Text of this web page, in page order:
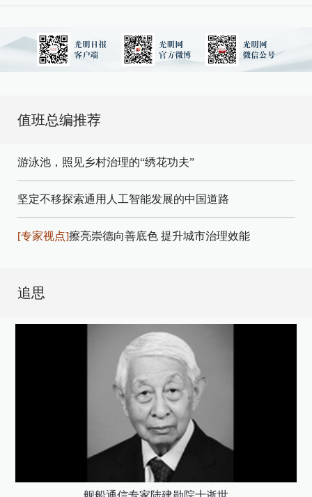
值班总编推荐
游泳池，照见乡村治理的“绣花功夫”
坚定不移探索通用人工智能发展的中国道路
[专家视点]擦亮崇德向善底色 提升城市治理效能
追思